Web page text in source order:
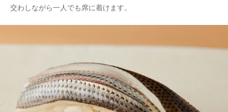
交わしながら一人でも席に着けます。